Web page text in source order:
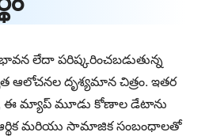
లేదా పరిష్కరించబడుతున్న
ఆలోచనల దృశ్యమాన చిత్రం. ఇతర
ఈ మ్యాప్ మూడు కోణాల డేటాను
ఆర్థిక మరియు సామాజిక సంబంధాలతో